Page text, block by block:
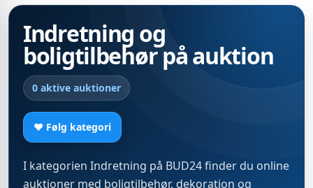
Indretning og
boligtilbehør på auktion
0 aktive auktioner
♥ Følg kategori
I kategorien Indretning på BUD24 finder du online
auktioner med boligtilbehør, dekoration og